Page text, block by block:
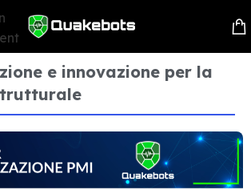
e innovazione per la